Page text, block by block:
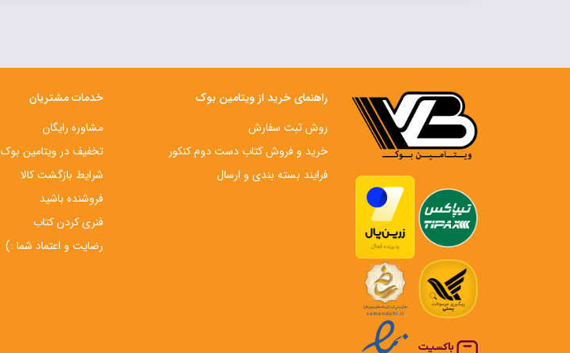
راهنمای خرید از ویتامین بوک
روش ثبت سفارش
خرید و فروش کتاب دست‌ دوم کنکور
فرایند بسته بندی و ارسال
خدمات مشتریان
مشاوره رایگان
تخفیف در ویتامین بوک
شرایط بازگشت کالا
فروشنده باشید
فنری کردن کتاب
رضایت و اعتماد شما :)